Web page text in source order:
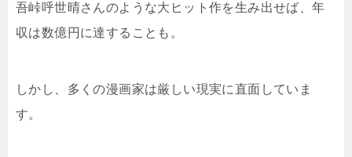
吾峠呼世晴さんのような大ヒット作を生み出せば、年
収は数億円に達することも。
しかし、多くの漫画家は厳しい現実に直面していま
す。